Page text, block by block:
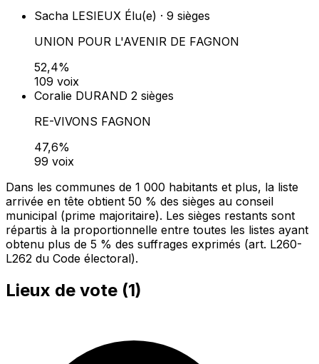
Sacha LESIEUX Élu(e) · 9 sièges
UNION POUR L'AVENIR DE FAGNON
52,4%
109 voix
Coralie DURAND 2 sièges
RE-VIVONS FAGNON
47,6%
99 voix
Dans les communes de 1 000 habitants et plus, la liste
arrivée en tête obtient 50 % des sièges au conseil
municipal (prime majoritaire). Les sièges restants sont
répartis à la proportionnelle entre toutes les listes ayant
obtenu plus de 5 % des suffrages exprimés (art. L260-
L262 du Code électoral).
Lieux de vote (1)